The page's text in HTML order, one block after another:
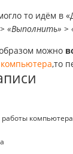
то идём в
«Выполнить»
можно
,то